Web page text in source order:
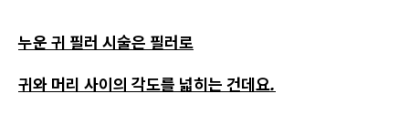
누운 귀 필러 시술은 필러로
귀와 머리 사이의 각도를 넓히는 건데요.